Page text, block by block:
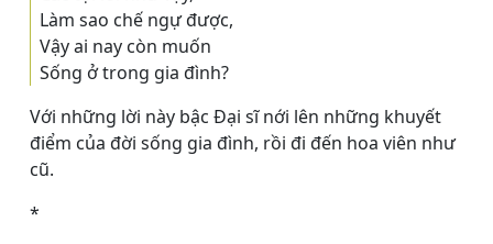
Làm sao chế ngự được,
Vậy ai nay còn muốn
Sống ở trong gia đình?
Với những lời này bậc Ðại sĩ nới lên những khuyết
điểm của đời sống gia đình, rồi đi đến hoa viên như
cũ.
*